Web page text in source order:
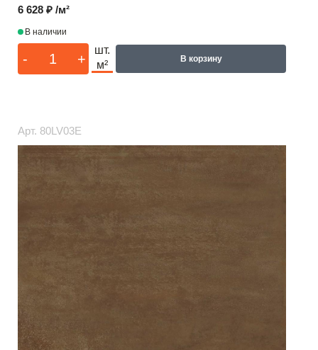
6 628 ₽ /м²
В наличии
- +
шт.
м²
В корзину
Арт. 80LV03E